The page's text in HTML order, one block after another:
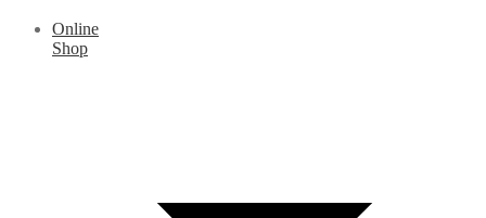
Online
Shop